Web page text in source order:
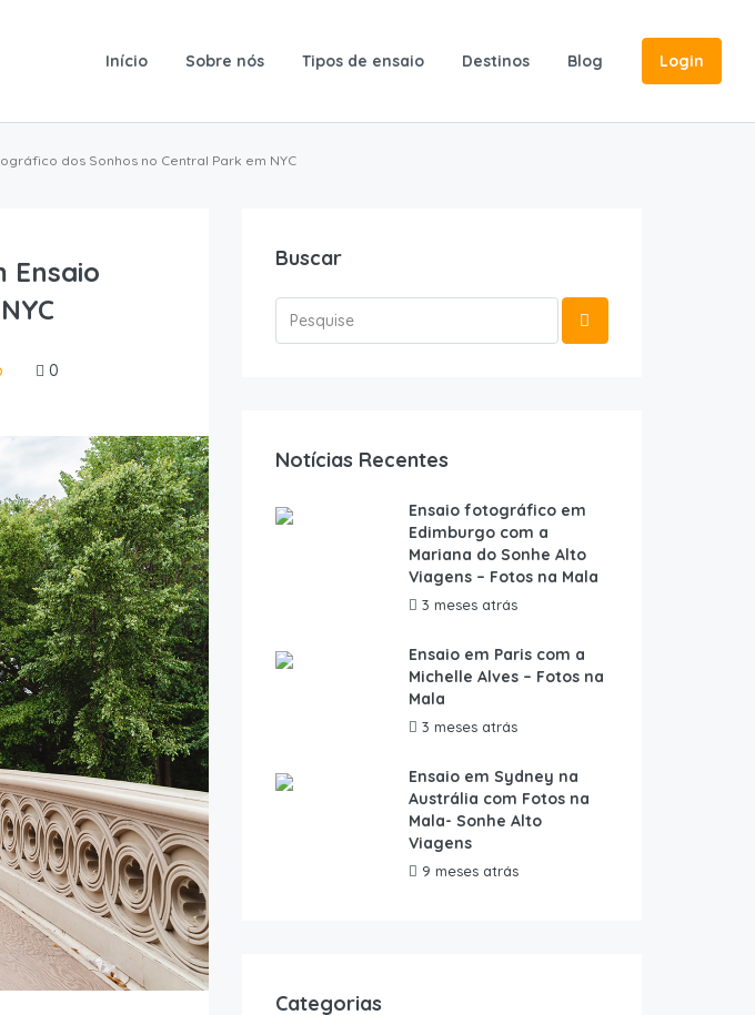
Início Sobre nós Tipos de ensaio Destinos Blog Login
dos Sonhos no Central Park em NYC
Ensaio
0
Buscar
Notícias Recentes
Ensaio fotográfico em
Edimburgo com a
Mariana do Sonhe Alto
Viagens – Fotos na Mala
3 meses atrás
Ensaio em Paris com a
Michelle Alves – Fotos na
Mala
3 meses atrás
Ensaio em Sydney na
Austrália com Fotos na
Mala- Sonhe Alto
Viagens
9 meses atrás
Categorias